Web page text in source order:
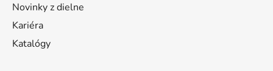
Novinky z dielne
Kariéra
Katalógy